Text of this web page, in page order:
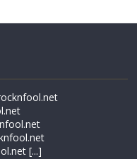
[...]